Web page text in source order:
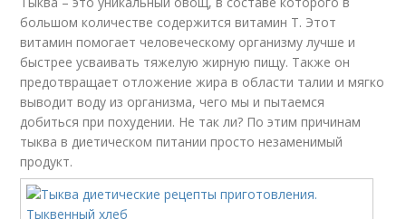
большом количестве содержится витамин Т. Этот
витамин помогает человеческому организму лучше и
быстрее усваивать тяжелую жирную пищу. Также он
предотвращает отложение жира в области талии и мягко
выводит воду из организма, чего мы и пытаемся
добиться при похудении. Не так ли? По этим причинам
тыква в диетическом питании просто незаменимый
продукт.